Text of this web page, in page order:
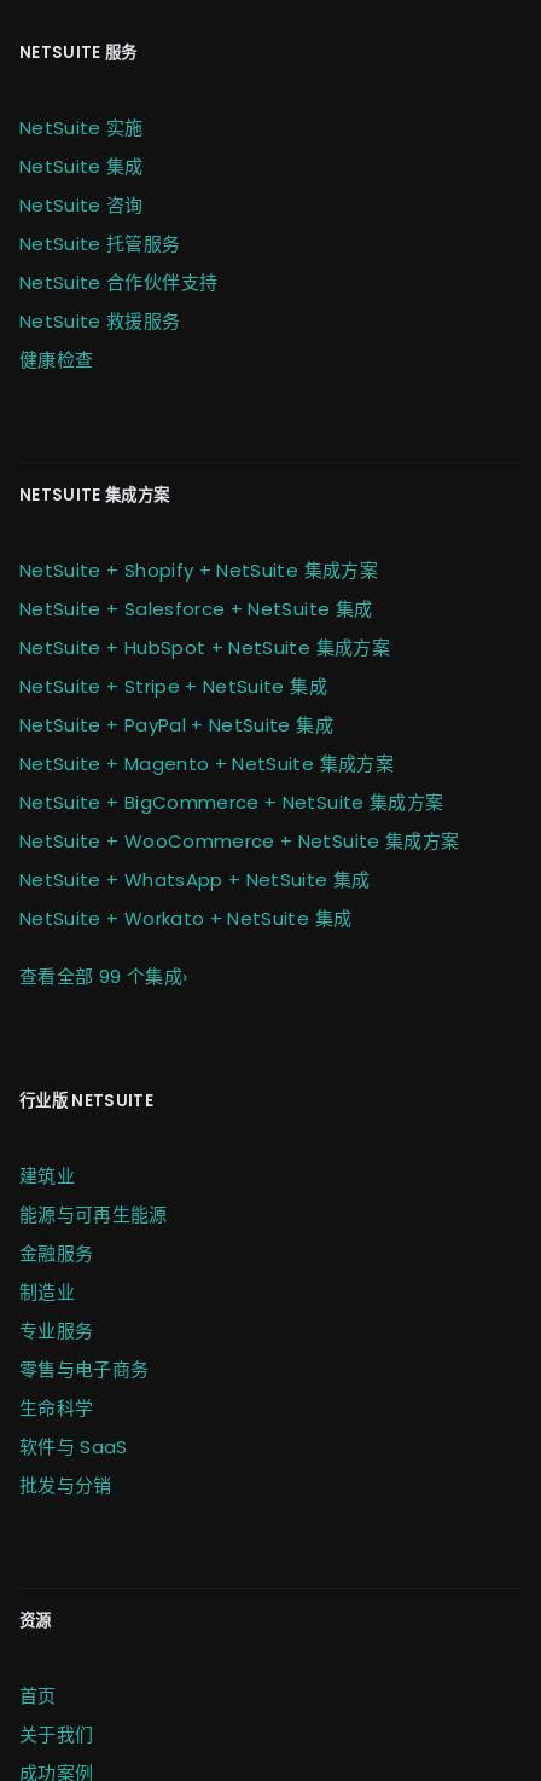
NETSUITE 服务
NetSuite 实施
NetSuite 集成
NetSuite 咨询
NetSuite 托管服务
NetSuite 合作伙伴支持
NetSuite 救援服务
健康检查
NETSUITE 集成方案
NetSuite + Shopify + NetSuite 集成方案
NetSuite + Salesforce + NetSuite 集成
NetSuite + HubSpot + NetSuite 集成方案
NetSuite + Stripe + NetSuite 集成
NetSuite + PayPal + NetSuite 集成
NetSuite + Magento + NetSuite 集成方案
NetSuite + BigCommerce + NetSuite 集成方案
NetSuite + WooCommerce + NetSuite 集成方案
NetSuite + WhatsApp + NetSuite 集成
NetSuite + Workato + NetSuite 集成
查看全部 99 个集成›
行业版 NETSUITE
建筑业
能源与可再生能源
金融服务
制造业
专业服务
零售与电子商务
生命科学
软件与 SaaS
批发与分销
资源
首页
关于我们
成功案例